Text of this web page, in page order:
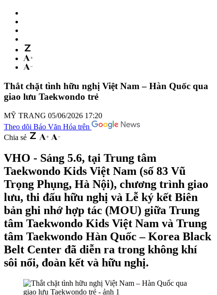
Thắt chặt tình hữu nghị Việt Nam – Hàn Quốc qua
giao lưu Taekwondo trẻ
MỸ TRANG 05/06/2026 17:20
Theo dõi Báo Văn Hóa trên
Chia sẻ
VHO - Sáng 5.6, tại Trung tâm
Taekwondo Kids Việt Nam (số 83 Vũ
Trọng Phụng, Hà Nội), chương trình giao
lưu, thi đấu hữu nghị và Lễ ký kết Biên
bản ghi nhớ hợp tác (MOU) giữa Trung
tâm Taekwondo Kids Việt Nam và Trung
tâm Taekwondo Hàn Quốc – Korea Black
Belt Center đã diễn ra trong không khí
sôi nổi, đoàn kết và hữu nghị.